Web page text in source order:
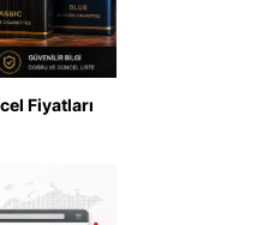
Fiyatları